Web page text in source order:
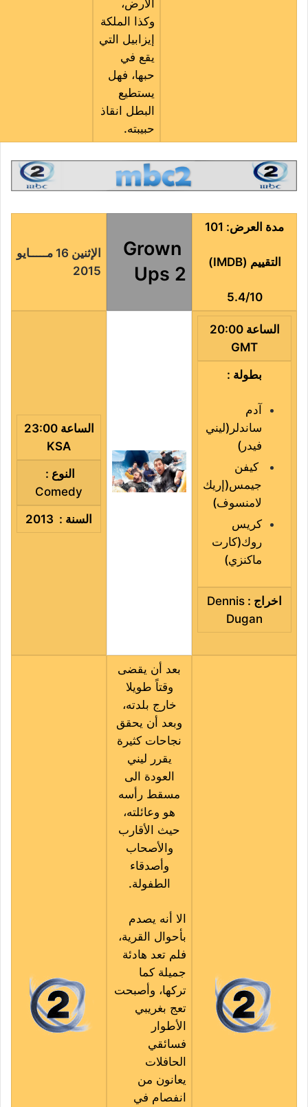
الأرض،
وكذا الملكة
إيزابيل التي
يقع في
حبها، فهل
يستطيع
البطل انقاذ
حبيبته.
مدة العرض: 101
التقييم (IMDB)
5.4/10
Grown
Ups 2
الإثنين 16 مـــــايو
2015
الساعة 20:00
GMT
بطولة :
آدم
ساندلر (ليني
فيدر )
كيفن
جيمس(إريك
لامنسوف)
كريس
روك(كارت
ماكنزي)
اخراج :
Dennis
Dugan
الساعة 23:00
KSA
النوع :
Comedy
السنة : 2013
بعد أن يقضى
وقتاً طويلا
خارج بلدته،
وبعد أن يحقق
نجاحات كثيرة
يقرر ليني
العودة الى
مسقط رأسه
هو وعائلته،
حيث الأقارب
والأصحاب
وأصدقاء
الطفولة.
الا أنه يصدم
بأحوال القرية،
فلم تعد هادئة
جميلة كما
تركها، وأصبحت
تعج بغريبي
الأطوار
فسائقي
الحافلات
يعانون من
انفصام في